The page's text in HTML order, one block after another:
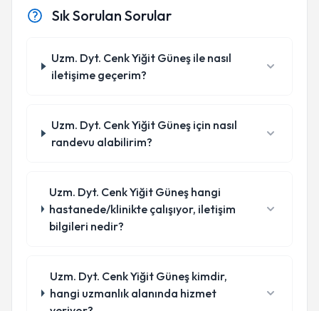
Sık Sorulan Sorular
Uzm. Dyt. Cenk Yiğit Güneş ile nasıl
iletişime geçerim?
Uzm. Dyt. Cenk Yiğit Güneş için nasıl
randevu alabilirim?
Uzm. Dyt. Cenk Yiğit Güneş hangi
hastanede/klinikte çalışıyor, iletişim
bilgileri nedir?
Uzm. Dyt. Cenk Yiğit Güneş kimdir,
hangi uzmanlık alanında hizmet